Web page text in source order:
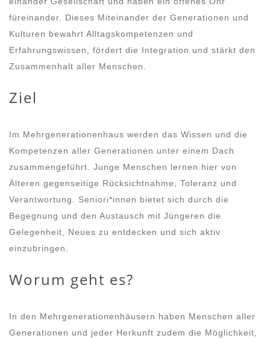
füreinander. Dieses Miteinander der Generationen und
Kulturen bewahrt Alltagskompetenzen und
Erfahrungswissen, fördert die Integration und stärkt den
Zusammenhalt aller Menschen.
Ziel
Im Mehrgenerationenhaus werden das Wissen und die
Kompetenzen aller Generationen unter einem Dach
zusammengeführt. Junge Menschen lernen hier von
Älteren gegenseitige Rücksichtnahme, Toleranz und
Verantwortung. Seniori*innen bietet sich durch die
Begegnung und den Austausch mit Jüngeren die
Gelegenheit, Neues zu entdecken und sich aktiv
einzubringen.
Worum geht es?
In den Mehrgenerationenhäusern haben Menschen aller
Generationen und jeder Herkunft zudem die Möglichkeit,